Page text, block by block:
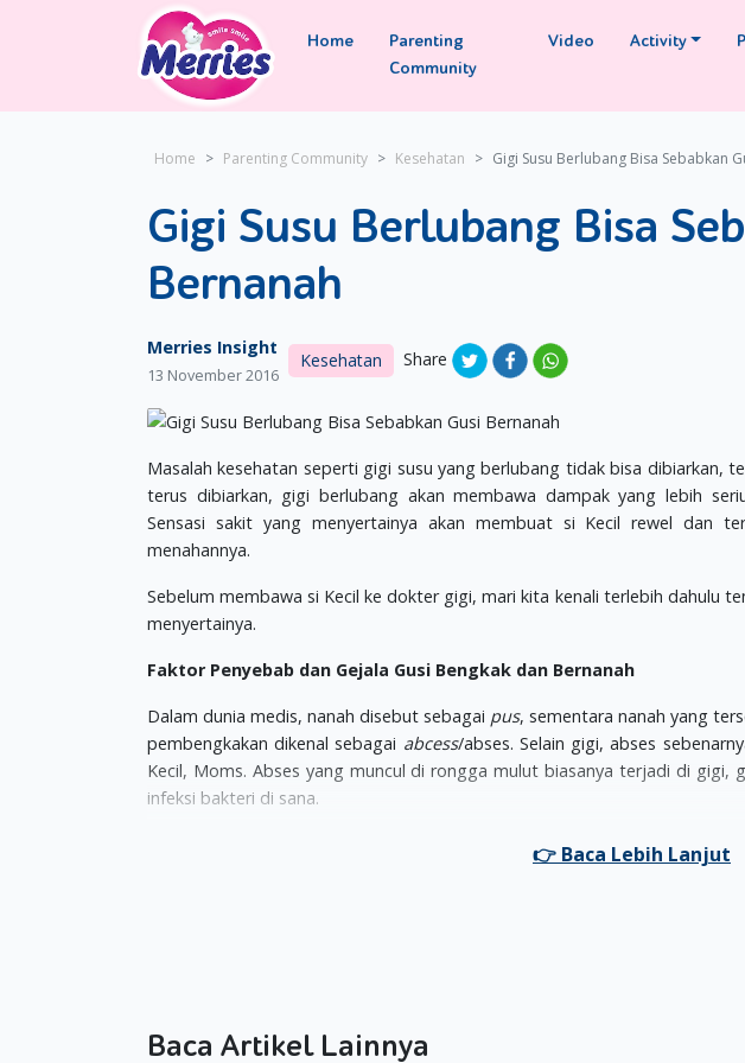
Home
Parenting
Community
Video Activity
Home Parenting Community Kesehatan Gigi Susu Berlubang Bisa Sebabkan
Gigi Susu Berlubang Bisa
Bernanah
Merries Insight
13 November 2016
Kesehatan Share
Masalah kesehatan seperti gigi susu yang berlubang tidak bisa dibiarkan,
terus dibiarkan, gigi berlubang akan membawa dampak yang lebih
Sensasi sakit yang menyertainya akan membuat si Kecil rewel dan
menahannya.
Sebelum membawa si Kecil ke dokter gigi, mari kita kenali terlebih dahulu
menyertainya.
Faktor Penyebab dan Gejala Gusi Bengkak dan Bernanah
Dalam dunia medis, nanah disebut sebagai pus, sementara nanah yang
pembengkakan dikenal sebagai abcess/abses. Selain gigi, abses
Kecil, Moms. Abses yang muncul di rongga mulut biasanya terjadi di gigi,
infeksi bakteri di sana.
Penyebab abses pun beragam. Mulai dari gigi berlubang yang memicu
pembuluh darah/pulpa gigi. Kemudian, trauma yang terjadi akibat
di kelenjar getah bening di bagian rahang atau lehernya.
Baca Artikel Lainnya